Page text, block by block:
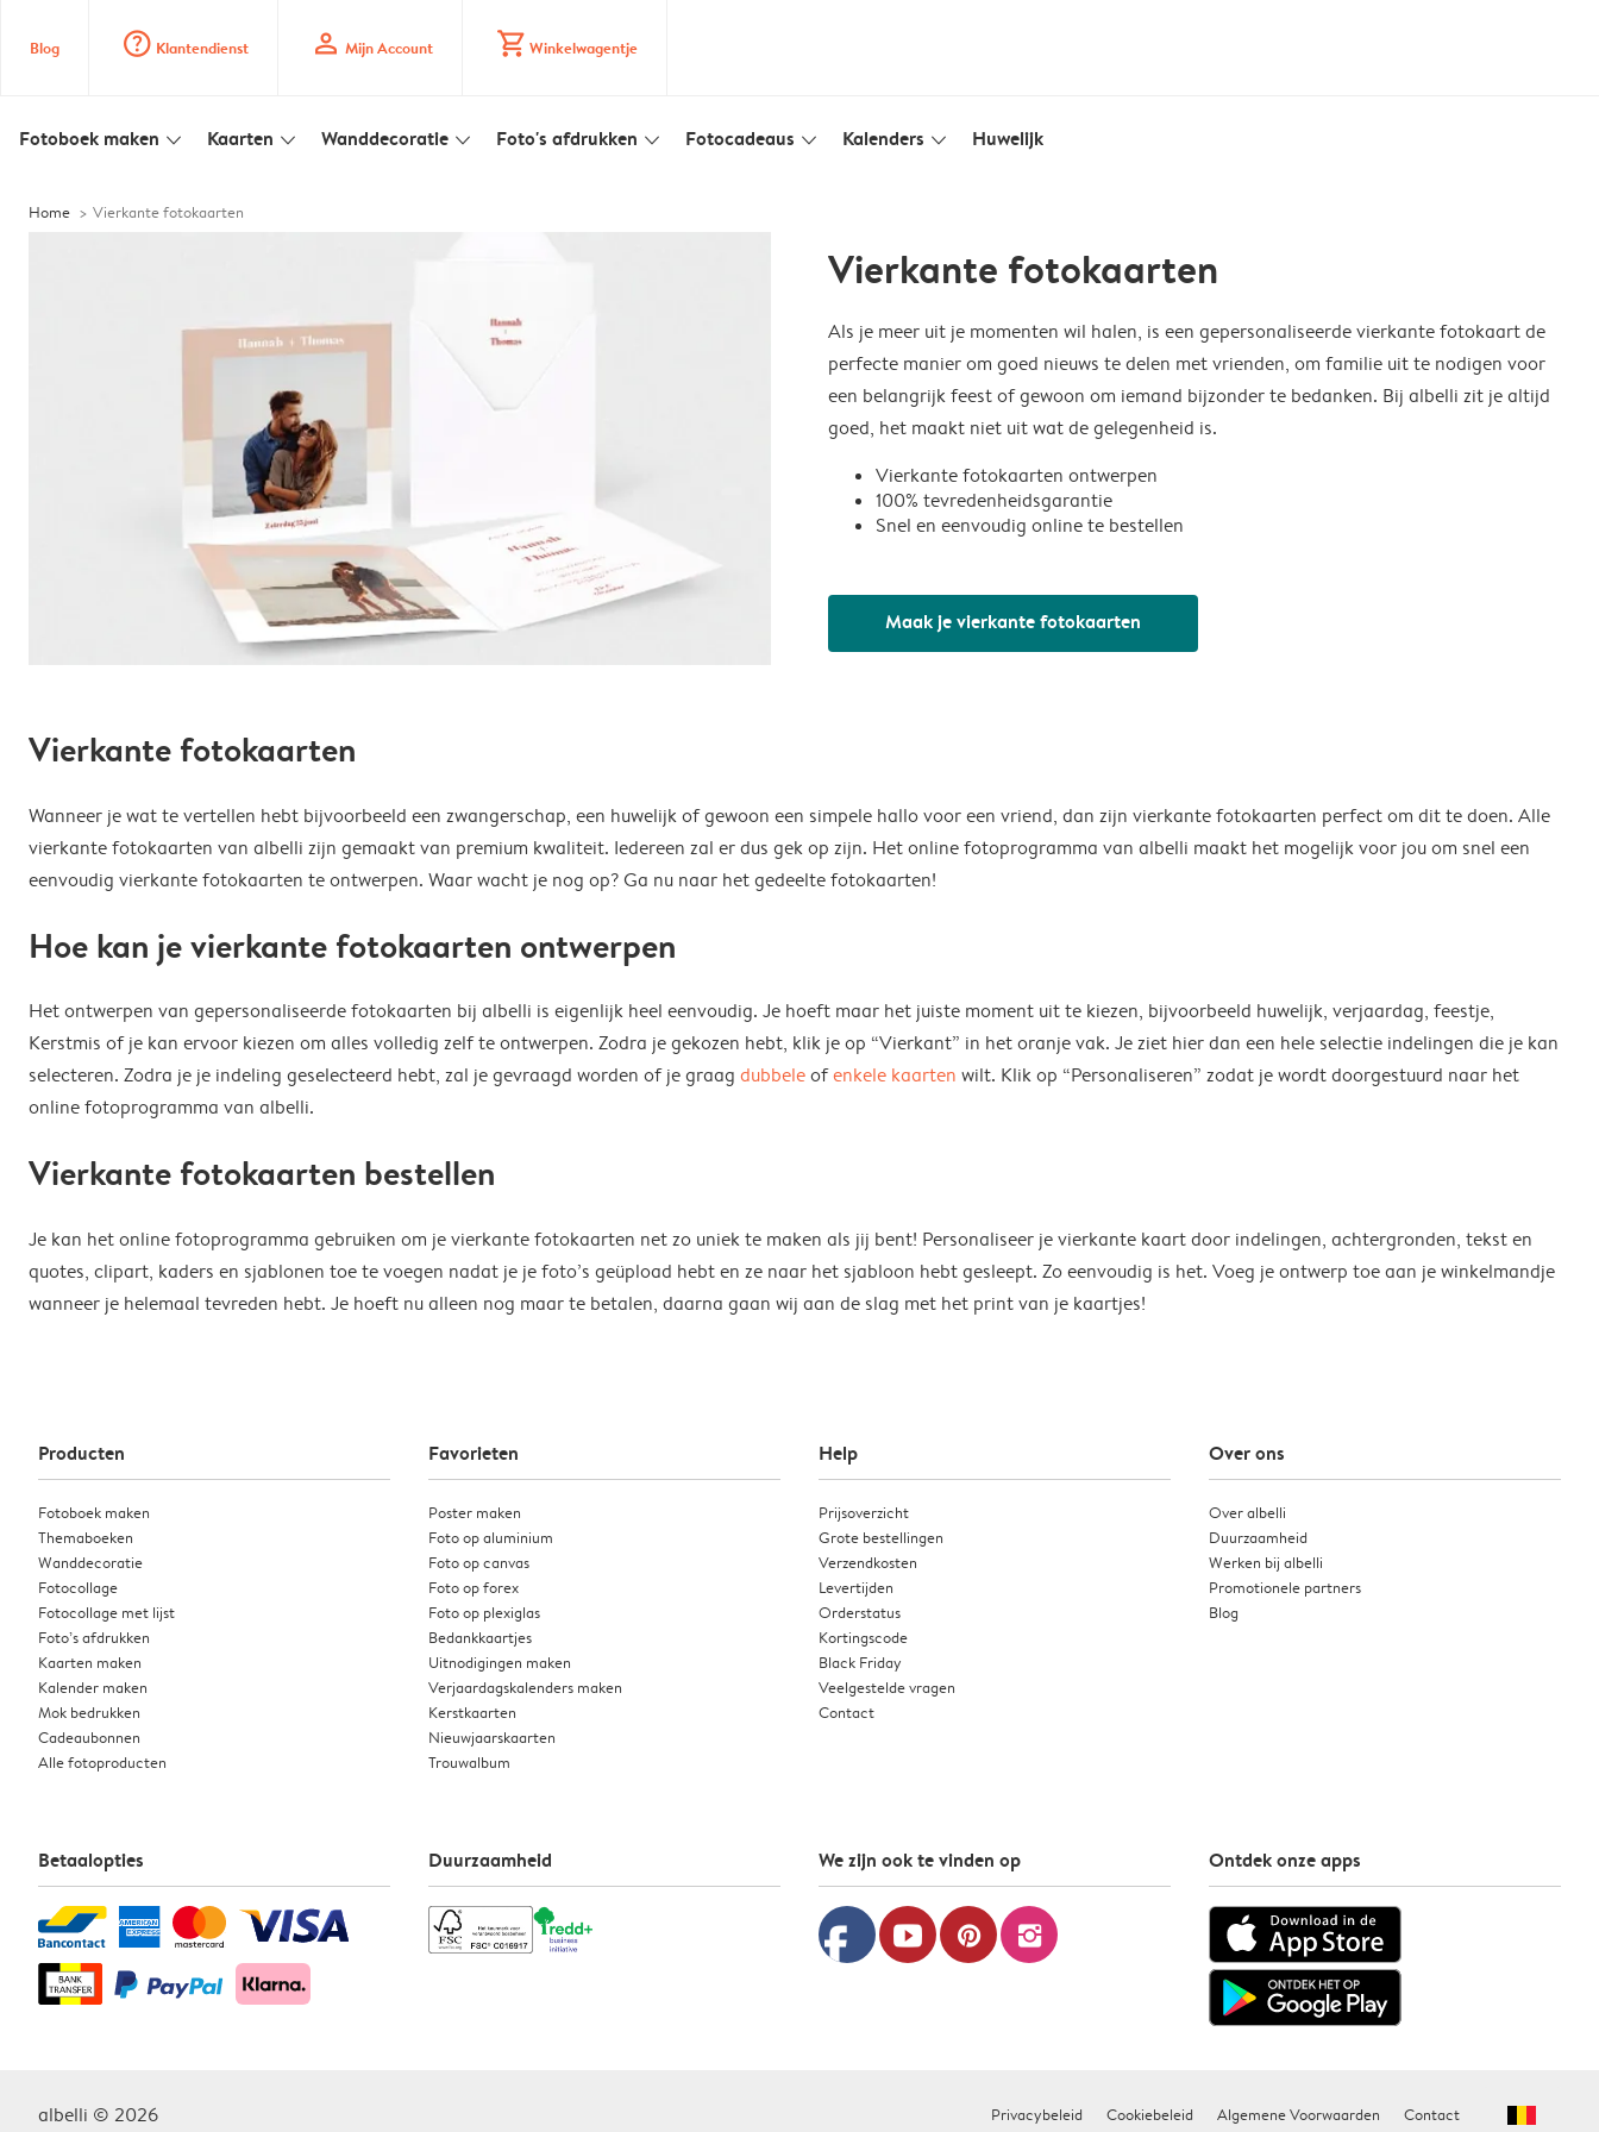
Blog question_mark_circle Klantendienst profile Mijn Account shopping_cart Winkelwagentje
Fotoboek maken slim_arrow_down Kaarten slim_arrow_down Wanddecoratie slim_arrow_down Foto's afdrukken slim_arrow_down Fotocadeaus slim_arrow_down Kalenders slim_arrow_down Huwelijk
Home Vierkante fotokaarten
Vierkante fotokaarten
Als je meer uit je momenten wil halen, is een gepersonaliseerde vierkante fotokaart de
perfecte manier om goed nieuws te delen met vrienden, om familie uit te nodigen voor
een belangrijk feest of gewoon om iemand bijzonder te bedanken. Bij albelli zit je altijd
goed, het maakt niet uit wat de gelegenheid is.
Vierkante fotokaarten ontwerpen
100% tevredenheidsgarantie
Snel en eenvoudig online te bestellen
Maak je vierkante fotokaarten
Vierkante fotokaarten
Wanneer je wat te vertellen hebt bijvoorbeeld een zwangerschap, een huwelijk of gewoon een simpele hallo voor een vriend, dan zijn vierkante fotokaarten perfect om dit te doen. Alle
vierkante fotokaarten van albelli zijn gemaakt van premium kwaliteit. Iedereen zal er dus gek op zijn. Het online fotoprogramma van albelli maakt het mogelijk voor jou om snel een
eenvoudig vierkante fotokaarten te ontwerpen. Waar wacht je nog op? Ga nu naar het gedeelte fotokaarten!
Hoe kan je vierkante fotokaarten ontwerpen
Het ontwerpen van gepersonaliseerde fotokaarten bij albelli is eigenlijk heel eenvoudig. Je hoeft maar het juiste moment uit te kiezen, bijvoorbeeld huwelijk, verjaardag, feestje,
Kerstmis of je kan ervoor kiezen om alles volledig zelf te ontwerpen. Zodra je gekozen hebt, klik je op “Vierkant” in het oranje vak. Je ziet hier dan een hele selectie indelingen die je kan
selecteren. Zodra je je indeling geselecteerd hebt, zal je gevraagd worden of je graag dubbeleofenkele kaarten wilt. Klik op “Personaliseren” zodat je wordt doorgestuurd naar het
online fotoprogramma van albelli.
Vierkante fotokaarten bestellen
Je kan het online fotoprogramma gebruiken om je vierkante fotokaarten net zo uniek te maken als jij bent! Personaliseer je vierkante kaart door indelingen, achtergronden, tekst en
quotes, clipart, kaders en sjablonen toe te voegen nadat je je foto’s geüpload hebt en ze naar het sjabloon hebt gesleept. Zo eenvoudig is het. Voeg je ontwerp toe aan je winkelmandje
wanneer je helemaal tevreden hebt. Je hoeft nu alleen nog maar te betalen, daarna gaan wij aan de slag met het print van je kaartjes!
Producten
Fotoboek maken
Themaboeken
Wanddecoratie
Fotocollage
Fotocollage met lijst
Foto’s afdrukken
Kaarten maken
Kalender maken
Mok bedrukken
Cadeaubonnen
Alle fotoproducten
Favorieten
Poster maken
Foto op aluminium
Foto op canvas
Foto op forex
Foto op plexiglas
Bedankkaartjes
Uitnodigingen maken
Verjaardagskalenders maken
Kerstkaarten
Nieuwjaarskaarten
Trouwalbum
Help
Prijsoverzicht
Grote bestellingen
Verzendkosten
Levertijden
Orderstatus
Kortingscode
Black Friday
Veelgestelde vragen
Contact
Over ons
Over albelli
Duurzaamheid
Werken bij albelli
Promotionele partners
Blog
Betaalopties Duurzaamheid We zijn ook te vinden op
facebook youtube pinterest instagram
Ontdek onze apps
albelli © 2026 Privacybeleid Cookiebeleid Algemene Voorwaarden Contact